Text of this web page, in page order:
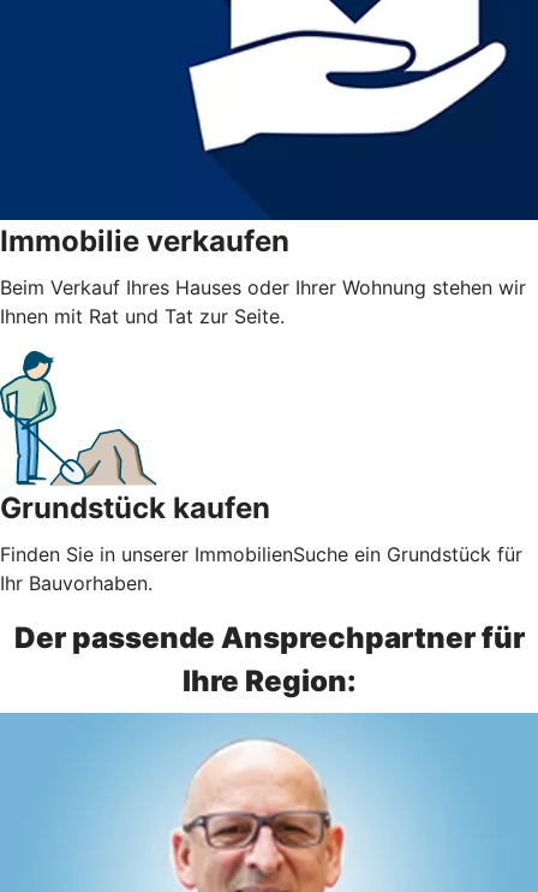
Immobilie verkaufen
Beim Verkauf Ihres Hauses oder Ihrer Wohnung stehen wir
Ihnen mit Rat und Tat zur Seite.
Grundstück kaufen
Finden Sie in unserer ImmobilienSuche ein Grundstück für
Ihr Bauvorhaben.
Der passende Ansprechpartner für
Ihre Region: